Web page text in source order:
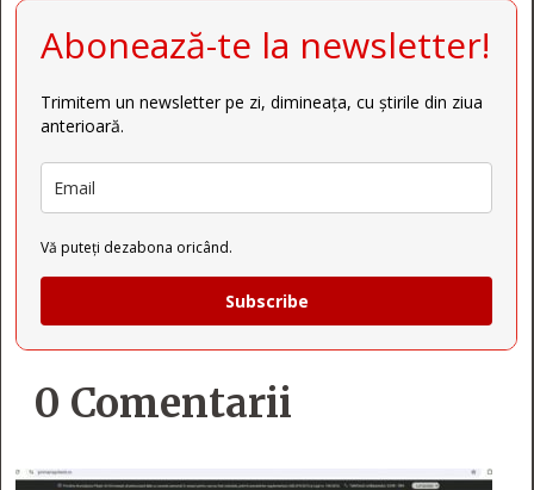
Abonează-te la newsletter!
Trimitem un newsletter pe zi, dimineața, cu știrile din ziua
anterioară.
Vă puteți dezabona oricând.
Subscribe
0 Comentarii